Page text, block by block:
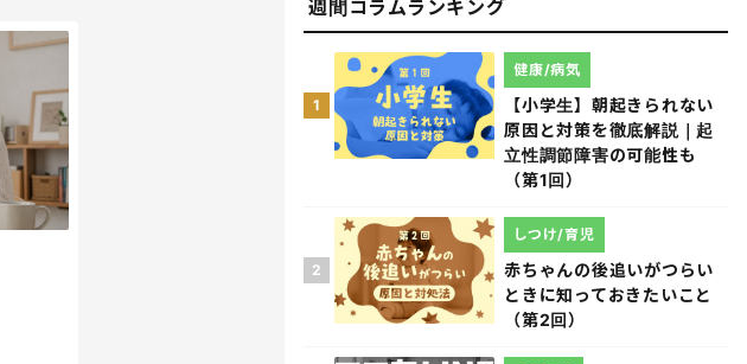
週間コラムランキング
1
【小学生】朝起きられない
原因と対策を徹底解説｜起
立性調節障害の可能性も
（第1回）
健康/病気
2
赤ちゃんの後追いがつらい
ときに知っておきたいこと
（第2回）
しつけ/育児